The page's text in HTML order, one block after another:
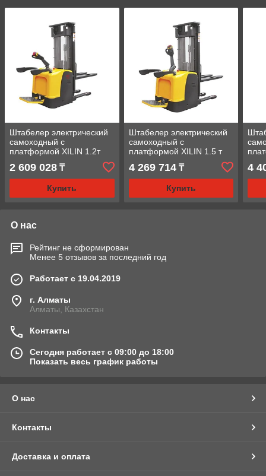
Штабелер электрический
самоходный с
платформой XILIN 1.2т
2 609 028 ₸
Купить
Штабелер электрический
самоходный с
платформой XILIN 1.5 т
4 269 714₸
Купить
4
О нас
Рейтинг не сформирован
Менее 5 отзывов за последний год
Работает с 19.04.2019
г. Алматы
Алматы, Казахстан
Контакты
Сегодня работает с 09:00 до 18:00
Показать весь график работы
О нас
Контакты
Доставка и оплата